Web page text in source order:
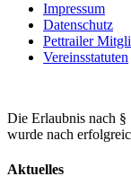
Impressum
Datenschutz
Pettrailer
Vereinsstatuten
Die Erlaubnis nach §
wurde nach
Aktuelles